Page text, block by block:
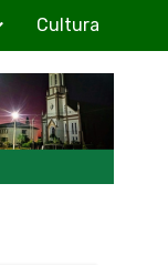
Cultura